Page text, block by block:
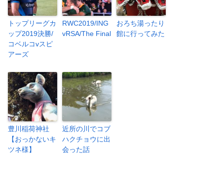
トップリーグカ
ップ2019決勝/
コベルコvスピ
アーズ
RWC2019/ING
vRSA/The Final
おろち湯ったり
館に行ってみた
豊川稲荷神社
【おっかないキ
ツネ様】
近所の川でコブ
ハクチョウに出
会った話